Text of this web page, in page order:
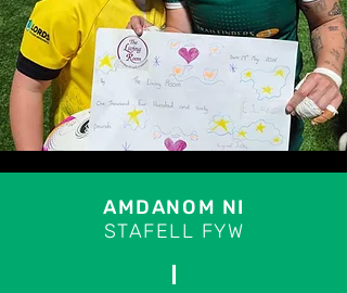
AMDANOM NI
STAFELL FYW